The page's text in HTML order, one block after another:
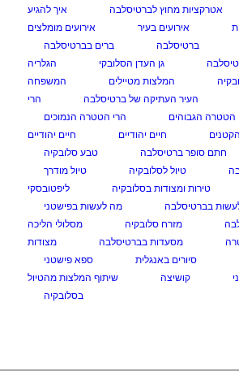
אטרקציות מחוץ לברטיסלבה
איך להגיע
אירועים בעיר
אירועים מומלצים
ברטיסלבה
ברים בברטיסלבה
גן העדן הסלובקי
הגלריה
המלצות מטיילים
המשפחה
העיר העתיקה של ברטיסלבה
הרי
הטטרה הגבוהים
הרי הטטרה הנמוכים
חיים יהודיים
חיים יהודיים
חתם סופר ברטיסלבה
טבע סלובקיה
טיול לסלובקיה
טיול מודרך
טירות ומצודות בסלובקיה
ליפטובסקי
בברטיסלבה
מה לעשות בפישטני
מזרח סלובקיה
מסלולי הליכה
מסעדות בברטיסלבה
מצודות
סיורים באנגלית
ספא פישטני
קושיצה
שיתוף המלצות מהטיול
בסלובקיה